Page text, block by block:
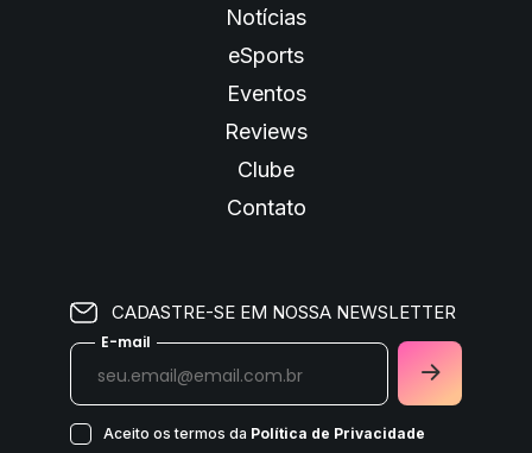
Notícias
eSports
Eventos
Reviews
Clube
Contato
CADASTRE-SE EM NOSSA NEWSLETTER
E-mail
Aceito os termos da Política de Privacidade